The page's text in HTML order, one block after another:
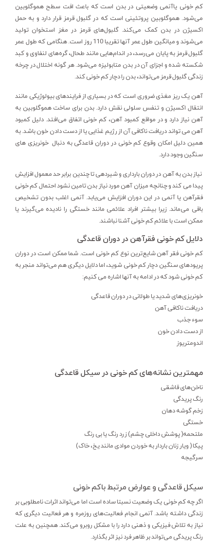
کم خونی یاآنمی وضعیتی در بدن است که باعث افت سطح هموگلوبین
می‌شود. هموگلوبین پروتئینی است که در گلبول قرمز قرار دارد و به حمل
اکسیژن در بدن کمک می‌کند. گلبول‌های قرمز در مغز استخوان تولید
می‌شوند و میانگین طول عمر آنها تقریبا 110 روز است. هنگامی که طول عمر
گلبول قرمز به پایان می‌رسد، در اندام‌هایی مانند طحال، گره‌های لنفاوی و کبد
شکسته شده و اجزای آن در بدن متابولیزه می‌شود. هر گونه اختلال در چرخه
زندگی گلبول قرمز می‌تواند، بدن را دچار کم خونی کند.
آهن یک ریز مغذی ضروری است که در بسیاری از فرایندهای بیولوژیکی مانند
انتقال اکسیژن و تنفس سلولی نقش دارد. بدن برای ساخت هموگلوبین به
آهن نیاز دارد و در مواقع کمبود آهن، کم خونی اتفاق می‌افتد. دلیل کمبود
آهن می تواند دریافت ناکافی آن از رژیم غذایی یا از دست دادن خون باشد. به
همین دلیل امکان وقوع کم خونی در دوران قاعدگی به دنبال خونریزی های
سنگین وجود دارد.
نیاز بدن به آهن در دوران بارداری و شیردهی تا چندین برابر حد معمول افزایش
پیدا می کند و چنانچه میزان آهن مورد نیاز بدن تامین نشود احتمال کم خونی
فقرآهن یا آنمی در این دوران افزایش می‌یابد. آنمی اغلب بدون تشخیص
باقی می‌ماند. زیرا بیشتر افراد علائمی مانند خستگی را نادیده می‌گیرند یا
ممکن است با علائم کم خونی آشنا نباشند.
دلایل کم خونی فقرآهن در دوران قاعدگی
کم خونی فقر آهن شایع‌ترین نوع کم خونی است. شما ممکن است در دوران
پریودهای سنگین دچار کم خونی شوید، اما دلایل دیگری هم می‌تواند منجر به
کم خونی شود که در ادامه به آنها اشاره می کنیم:
خونریزی‌های شدید یا طولانی در دوران قاعدگی
دریافت ناکافی آهن
سوء جذب
از دست دادن خون
اندومتریوز
مهمترین نشانه‌های کم خونی در سیکل قاعدگی
ناخن‌های قاشقی
رنگ پریدگی
زخم گوشه دهان
خستگی
ملتحمه( پوشش داخلی چشم) زرد رنگ یا بی رنگ
پیکا ( ویار زنان باردار به خوردن موادی مانند یخ، خاک)
سرگیجه
سیکل قاعدگی و عوارض مرتبط باکم خونی
اگر چه کم خونی یک وضعیت نسبتا ساده است اما می‌تواند اثرات نامطلوبی بر
زندگی داشته باشد. آنمی انجام فعالیت‌های روزمره و هر فعالیت دیگری که
نیاز به تلاش فیزیکی و ذهنی دارد را با مشکل روبرو می‌کند. همچنین به علت
رنگ پریدگی می‌تواند بر ظاهر فرد نیز اثر بگذارد.